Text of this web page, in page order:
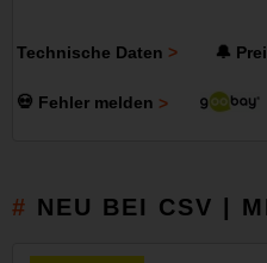
Technische Daten 🔔
💀 Fehler melden
NEU BEI CSV |